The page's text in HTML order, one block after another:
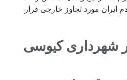
مورد تجاوز خارجی قرار
شهرداری کیوسی